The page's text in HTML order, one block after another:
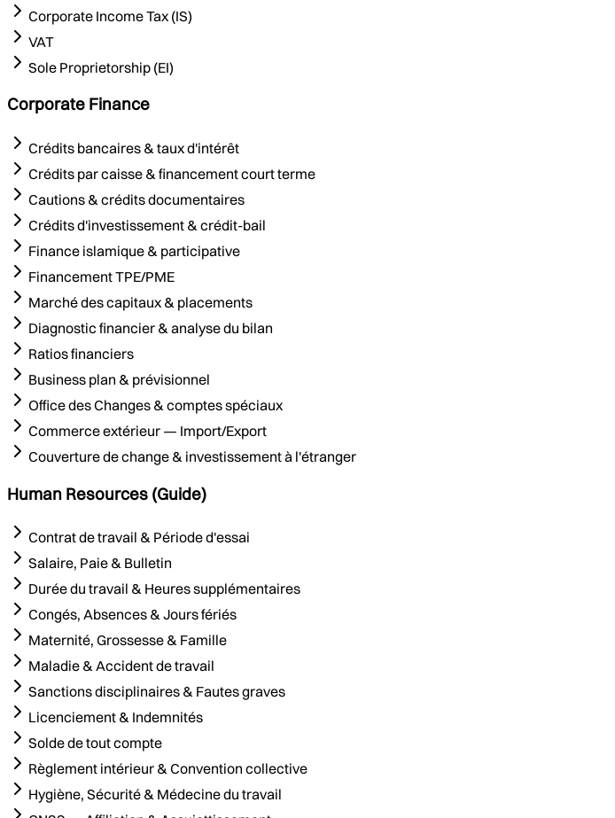
Corporate Income Tax (IS)
VAT
Sole Proprietorship (EI)
Corporate Finance
Crédits bancaires & taux d'intérêt
Crédits par caisse & financement court terme
Cautions & crédits documentaires
Crédits d'investissement & crédit-bail
Finance islamique & participative
Financement TPE/PME
Marché des capitaux & placements
Diagnostic financier & analyse du bilan
Ratios financiers
Business plan & prévisionnel
Office des Changes & comptes spéciaux
Commerce extérieur — Import/Export
Couverture de change & investissement à l'étranger
Human Resources (Guide)
Contrat de travail & Période d'essai
Salaire, Paie & Bulletin
Durée du travail & Heures supplémentaires
Congés, Absences & Jours fériés
Maternité, Grossesse & Famille
Maladie & Accident de travail
Sanctions disciplinaires & Fautes graves
Licenciement & Indemnités
Solde de tout compte
Règlement intérieur & Convention collective
Hygiène, Sécurité & Médecine du travail